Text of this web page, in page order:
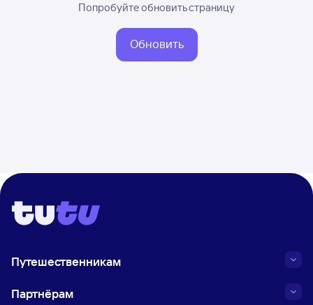
Попробуйте обновить страницу
Обновить
Путешественникам
Партнёрам